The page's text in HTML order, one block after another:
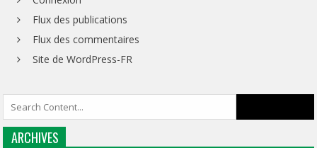
Flux des publications
Flux des commentaires
Site de WordPress-FR
ARCHIVES